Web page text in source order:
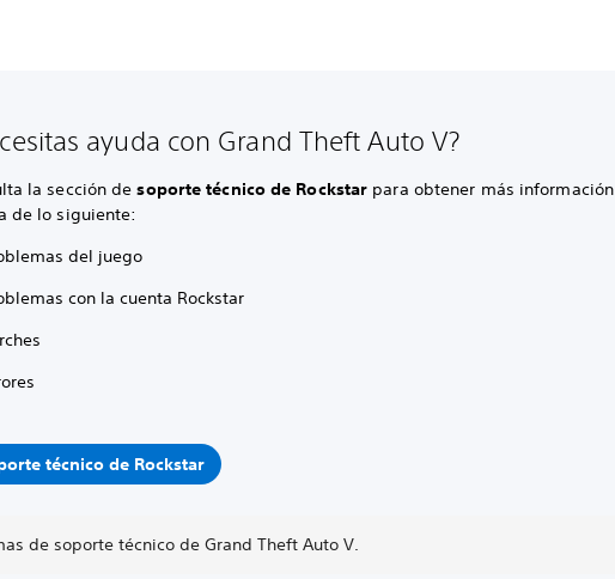
ayuda con Grand Theft Auto V?
la sección desoporte técnico de Rockstar para obtener más información
de lo siguiente:
del juego
con la cuenta Rockstar
técnico de Rockstar
de soporte técnico de Grand Theft Auto V.